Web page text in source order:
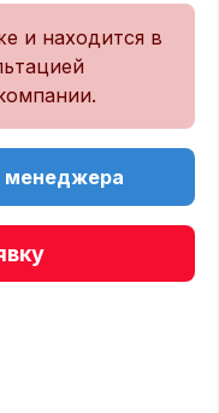
и находится в
менеджера